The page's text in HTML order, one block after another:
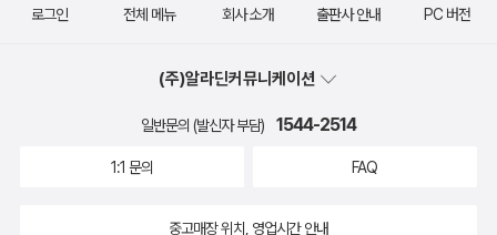
로그인 전체 메뉴 회사 소개 출판사 안내 PC 버전
(주)알라딘커뮤니케이션
일반문의 (발신자 부담) 1544-2514
1:1 문의 FAQ
중고매장 위치, 영업시간 안내